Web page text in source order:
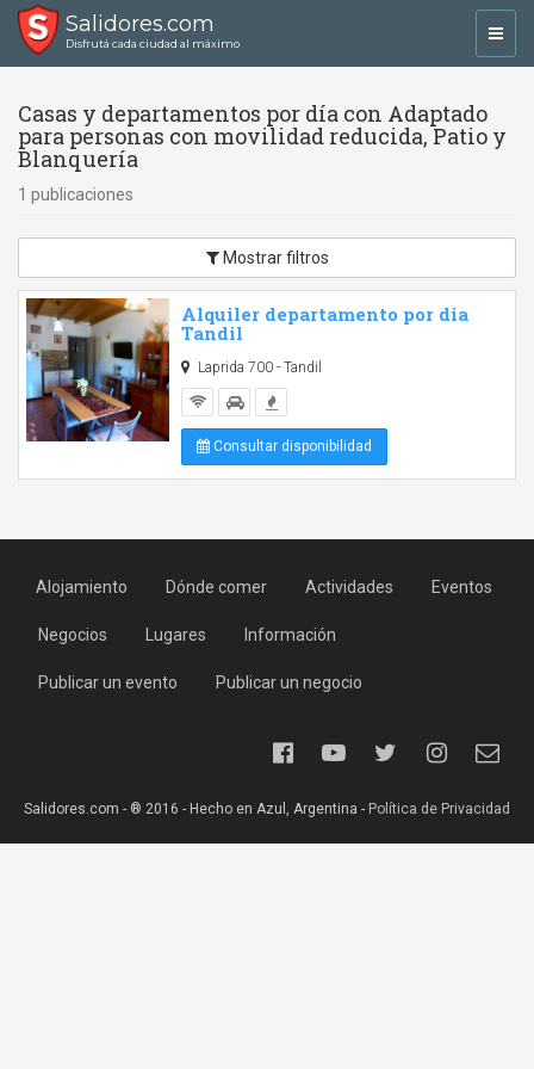
Salidores.com
Disfrutá cada ciudad al máximo
Casas y departamentos por día con Adaptado
para personas con movilidad reducida, Patio y
Blanquería
1 publicaciones
Mostrar filtros
Alquiler departamento por dia
Tandil
Laprida 700 - Tandil
Consultar disponibilidad
Alojamiento Dónde comer Actividades Eventos
Negocios Lugares Información
Publicar un evento Publicar un negocio
Salidores.com - ® 2016 - Hecho en Azul, Argentina - Política de Privacidad